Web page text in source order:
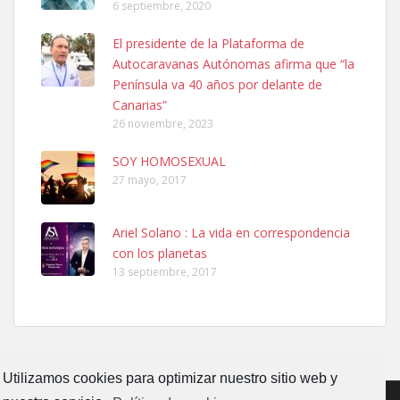
Utilizamos cookies para optimizar nuestro sitio web y
PERRO MACHO RAZA SHIBA CON MICROCHIP PERDIDO HOY
06/07/2025 ZONA MESA Y LOPEZ. ES MUY ASUSTADIZO
Leales.org » Gran Canaria
6.7.2025
Ninfa perdida
El día 5 se los perdió una ninfa papillera, asustada tiene miedo a la
calle, se perdió por la zon...
6 septiembre, 2020
El presidente de la Plataforma de
Autocaravanas Autónomas afirma que “la
Península va 40 años por delante de
Canarias”
26 noviembre, 2023
SOY HOMOSEXUAL
27 mayo, 2017
Ariel Solano : La vida en correspondencia
con los planetas
13 septiembre, 2017